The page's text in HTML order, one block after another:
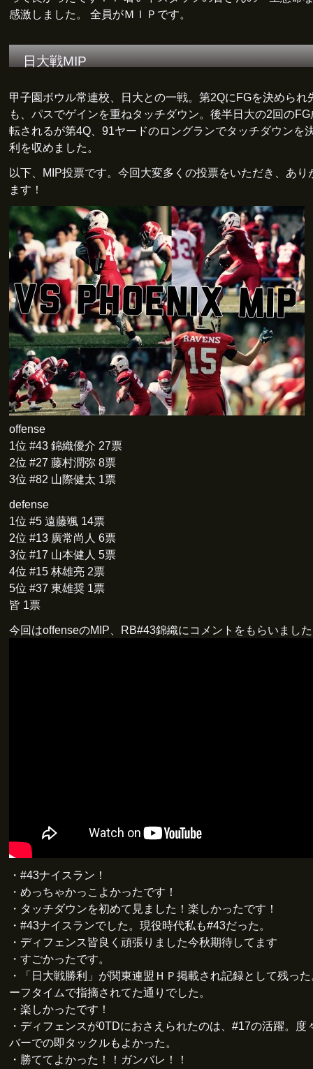
感激しました。 全員がＭＩＰです。
日大戦MIP
甲子園ボウル常連校、日大との一戦。第2QにFGを決められ
も、パスでゲインを重ねタッチダウン。後半日大の2回の
転されるが第4Q、91ヤードのロングランでタッチダウンを
利を収めました。
以下、MIP投票です。今回大変多くの投票をいただき、あり
ます！
offense
1位 #43 錦織優介 27票
2位 #27 藤村潤弥 8票
3位 #82 山際健太 1票
defense
1位 #5 遠藤颯 14票
2位 #13 廣常尚人 6票
3位 #17 山本健人 5票
4位 #15 林雄亮 2票
5位 #37 東雄奨 1票
皆 1票
今回はoffenseのMIP、RB#43錦織にコメントをもらいまし
・#43ナイスラン！
・めっちゃかっこよかったです！
・タッチダウンを初めて見ました！楽しかったです！
・#43ナイスランでした。現役時代私も#43だった。
・ディフェンス皆良く頑張りました今秋期待してます
・すごかったです。
・「日大戦勝利」が関東連盟ＨＰ掲載され記録として残っ
ーフタイムで指摘されてた通りでした。
・楽しかったです！
・ディフェンスが0TDにおさえられたのは、#17の活躍。度
バーでの即タックルもよかった。
・勝ててよかった！！ガンバレ！！